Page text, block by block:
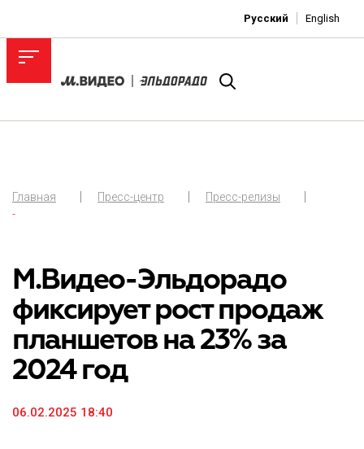
Русский English
Главная Пресс-центр
Пресс-релизы
-
М.Видео-Эльдорадо
фиксирует рост продаж
планшетов на 23% за
2024 год
06.02.2025 18:40